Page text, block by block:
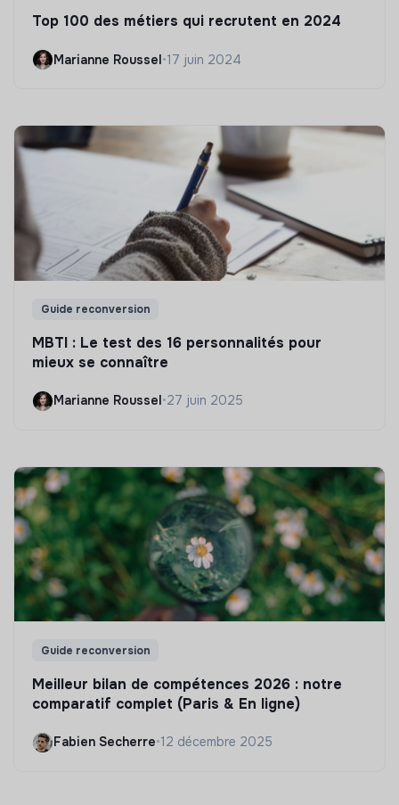
Top 100 des métiers qui recrutent en 2024
Marianne Roussel•17 juin 2024
Guide reconversion
MBTI : Le test des 16 personnalités pour
mieux se connaître
Marianne Roussel •27 juin 2025
Guide reconversion
Meilleur bilan de compétences 2026 : notre
comparatif complet (Paris & En ligne)
Fabien Secherre•12 décembre 2025